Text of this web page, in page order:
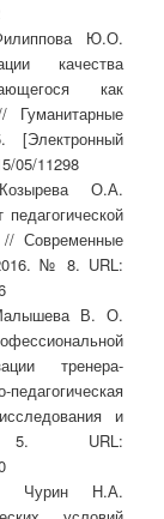
Ю.О.
качества
как
Гуманитарные
05/11298
О.А.
педагогической
// Современные
№ 8. URL:
В. О.
тренера-
и
URL:
Чурин Н.А.